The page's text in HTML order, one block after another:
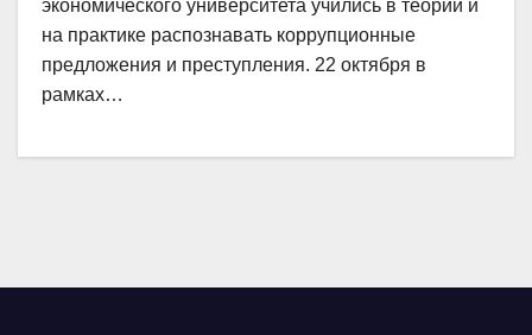
экономического университета учились в теории и
на практике распознавать коррупционные
предложения и преступления. 22 октября в
рамках…